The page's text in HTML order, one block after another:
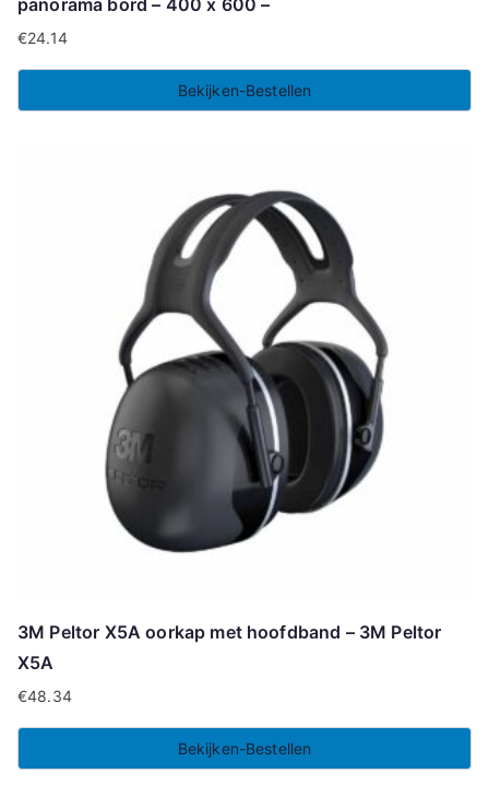
€24.14
Bekijken-Bestellen
3M Peltor X5A oorkap met hoofdband – 3M Peltor
X5A
€48.34
Bekijken-Bestellen